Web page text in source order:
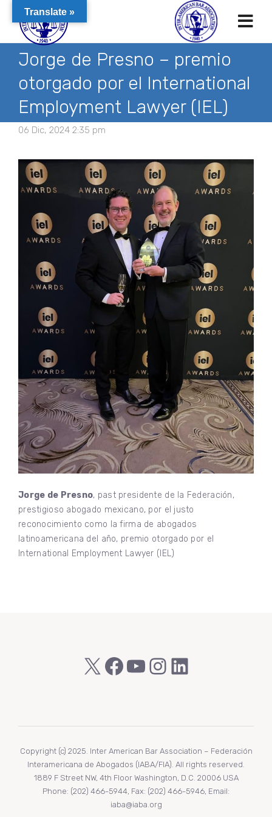
Jorge de Presno – premio
otorgado por el International
Employment Lawyer (IEL)
06 Dic, 2024 2:35 pm
Jorge de Presno, past presidente de la Federación,
prestigioso abogado mexicano, por el justo
reconocimiento como la firma de abogados
latinoamericana del año, premio otorgado por el
International Employment Lawyer (IEL)
X Facebook
YouTube
Instagram
LinkedIn
Copyright (c) 2025. Inter American Bar Association – Federación
Interamericana de Abogados (IABA/FIA). All rights reserved.
1889 F Street NW, 4th Floor Washington, D.C. 20006 USA
Phone: (202) 466-5944, Fax: (202) 466-5946, Email:
iaba@iaba.org
Translate »